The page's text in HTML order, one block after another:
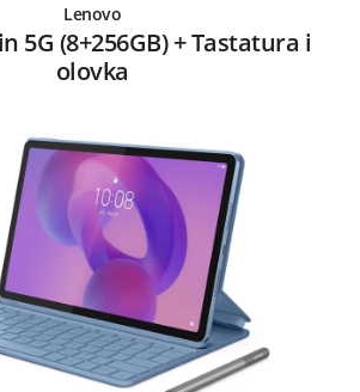
Lenovo
5G (8+256GB) + Tastatura i
olovka